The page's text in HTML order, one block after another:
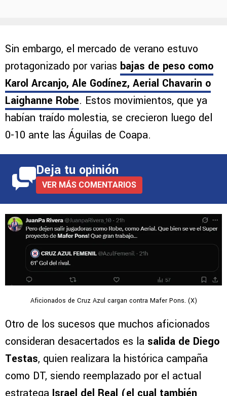
Sin embargo, el mercado de verano estuvo
protagonizado por varias
bajas de peso como
Karol Arcanjo, Ale Godínez, Aerial Chavarin o
habían traído molestia, se crecieron luego del
0-10 ante las Águilas de Coapa.
Deja tu opinión
VER MÁS COMENTARIOS
Aficionados de Cruz Azul cargan contra Mafer Pons. (X)
Otro de los sucesos que muchos aficionados
consideran desacertados es lasalida de Diego